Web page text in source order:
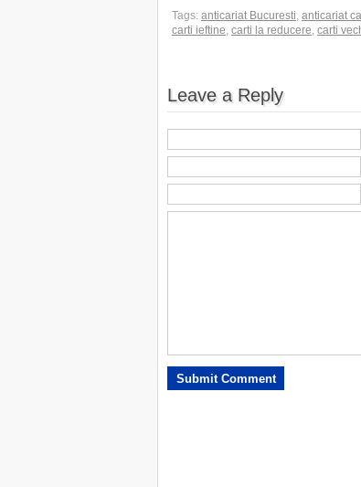
Tags: anticariat Bucuresti, anticariat
carti ieftine, carti la reducere, carti
Leave a Reply